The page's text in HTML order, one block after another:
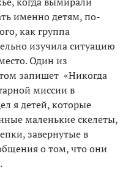
именно детям, по-
как группа
изучила ситуацию
Один из
запишет «Никогда
миссии в
я детей, которые
маленькие скелеты,
завернутые в
о том, что они